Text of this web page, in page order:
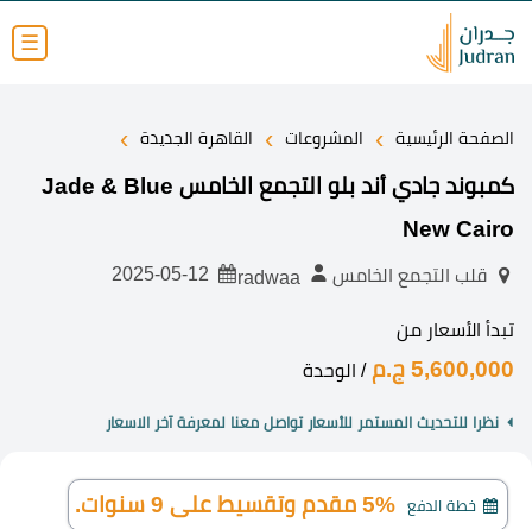
☰
الصفحة الرئيسية › المشروعات › القاهرة الجديدة ›
كمبوند جادي أند بلو التجمع الخامس Jade & Blue
New Cairo
قلب التجمع الخامس
تبدأ الأسعار من
5,600,000 ج.م / الوحدة
نظرا للتحديث المستمر للأسعار تواصل معنا لمعرفة آخر الاسعار
خطة الدفع 5% مقدم وتقسيط على 9 سنوات.